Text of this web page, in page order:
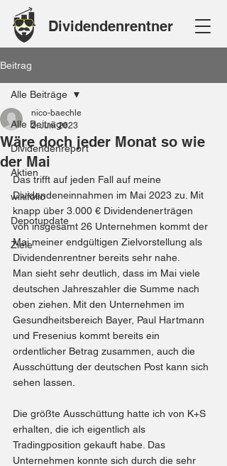
Dividendenrentner
Beitrag
Alle Beiträge
Dividendenreport
Aktien
wikifolio
Depotupdate
Ziele
Alle Beiträge
Wäre doch jeder Monat so wie
der Mai
nico-baechle
2. Juni 2023
Das trifft auf jeden Fall auf meine
Dividendeneinnahmen im Mai 2023 zu. Mit
knapp über 3.000 € Dividendenerträgen
von insgesamt 26 Unternehmen kommt der
Mai meiner endgültigen Zielvorstellung als
Dividendenrentner bereits sehr nahe.
Man sieht sehr deutlich, dass im Mai viele
deutschen Jahreszahler die Summe nach
oben ziehen. Mit den Unternehmen im
Gesundheitsbereich Bayer, Paul Hartmann
und Fresenius kommt bereits ein
ordentlicher Betrag zusammen, auch die
Ausschüttung der deutschen Post kann sich
sehen lassen.
Die größte Ausschüttung hatte ich von K+S
erhalten, die ich eigentlich als
Tradingposition gekauft habe. Das
Unternehmen konnte sich durch die sehr